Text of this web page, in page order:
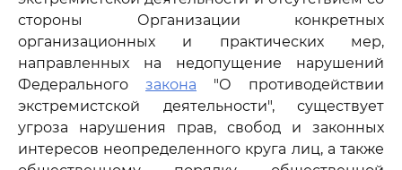
стороны Организации конкретных
организационных и практических мер,
направленных на недопущение нарушений
Федерального закона "О противодействии
экстремистской деятельности", существует
угроза нарушения прав, свобод и законных
интересов неопределенного круга лиц, а также